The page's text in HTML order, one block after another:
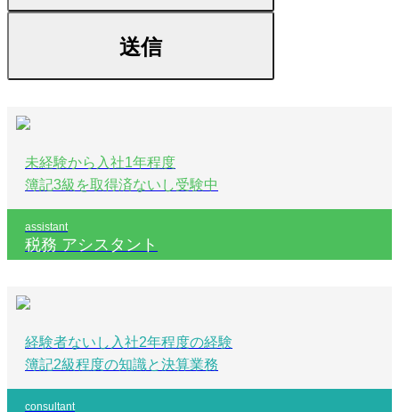
送信
未経験から入社1年程度
簿記3級を取得済ないし受験中
assistant
税務 アシスタント
経験者ないし入社2年程度の経験
簿記2級程度の知識と決算業務
consultant